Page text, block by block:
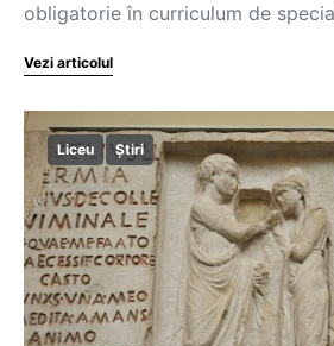
obligatorie în curriculum de
Vezi articolul
Liceu Știri